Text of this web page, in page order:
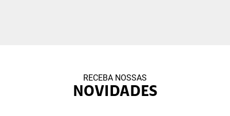
RECEBA NOSSAS
NOVIDADES